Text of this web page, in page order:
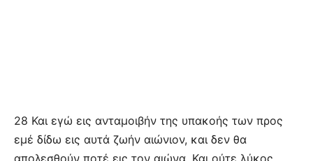
28 Και εγώ εις ανταμοιβήν της υπακοής των προς
εμέ δίδω εις αυτά ζωήν αιώνιον, και δεν θα